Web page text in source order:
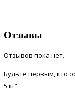
Отзывы
Отзывов пока нет.
Будьте первым, кто
5 кг”